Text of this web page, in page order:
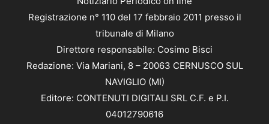
Registrazione n° 110 del 17 febbraio 2011 presso il
tribunale di Milano
Direttore responsabile: Cosimo Bisci
Redazione: Via Mariani, 8 – 20063 CERNUSCO SUL
NAVIGLIO (MI)
Editore: CONTENUTI DIGITALI SRL C.F. e P.I.
04012790616